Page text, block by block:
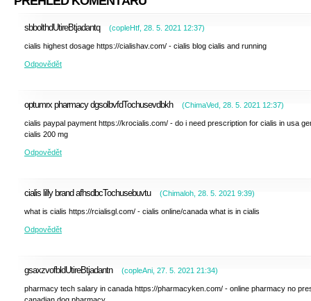
sbbolthdUtireBtjadantq (copleHtf 28. 5. 2021 12:37)
cialis highest dosage https://cialishav.com/ - cialis blog cialis and running
Odpovědět
optumrx pharmacy dgsolbvfdTochusevdbkh (ChimaVed 28. 5. 2021 12:37)
cialis paypal payment https://krocialis.com/ - do i need prescription for cialis in usa
cialis 200 mg
Odpovědět
cialis lilly brand afhsdbcTochusebuvtu (Chimaloh 28. 5. 2021 9:39)
what is cialis https://rcialisgl.com/ - cialis online/canada what is in cialis
Odpovědět
gsaxzvofbldUtireBtjadantn (copleAni 27. 5. 2021 21:34)
pharmacy tech salary in canada https://pharmacyken.com/ - online pharmacy no